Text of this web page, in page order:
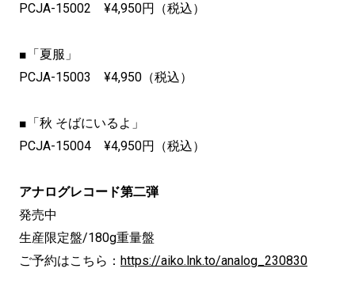
PCJA-15002 ¥4,950円（税込）
■「夏服」
PCJA-15003 ¥4,950（税込）
■「秋 そばにいるよ」
PCJA-15004 ¥4,950円（税込）
アナログレコード第二弾
発売中
生産限定盤/180g重量盤
ご予約はこちら： https://aiko.lnk.to/analog_230830